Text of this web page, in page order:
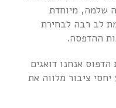
שלמה, מיוחדת
לב רבה לבחירת
ההדפסה.
אנחנו דואגים
ציבור מלווה את